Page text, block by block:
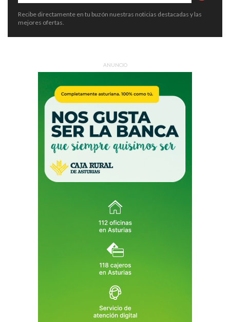
Recibe directamente en tu buzón nuestras noticias destacadas y las
mejores ofertas.
ANUNCIO